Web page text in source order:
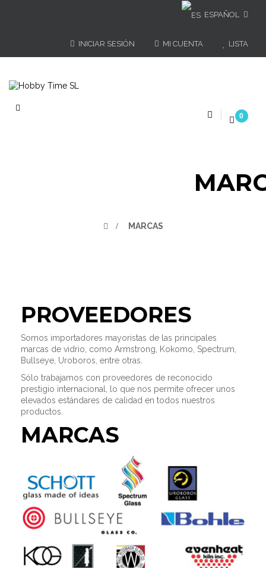
ESPAÑOL
INICIAR SESIÓN MI CUENTA LISTA
Navegación
0
> MARCAS
PROVEEDORES
Somos importadores mayoristas de las principales
marcas de vidrio, como Armstrong, Kokomo, Spectrum,
Bullseye, Uroboros, entre otras.
Sólo trabajamos con proveedores de reconocido
prestigio internacional, lo que nos permite ofrecer unos
elevados estándares de calidad en todos nuestros
productos.
MARCAS